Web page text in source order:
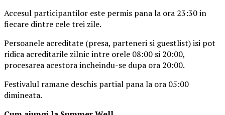
Accesul participantilor este permis pana la ora 23:30 in
fiecare dintre cele trei zile.
Persoanele acreditate (presa, parteneri si guestlist) isi pot
ridica acreditarile zilnic intre orele 08:00 si 20:00,
procesarea acestora incheindu-se dupa ora 20:00.
Festivalul ramane deschis partial pana la ora 05:00
dimineata.